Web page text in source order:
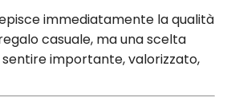
immediatamente la qualità
casuale, ma una scelta
importante, valorizzato,